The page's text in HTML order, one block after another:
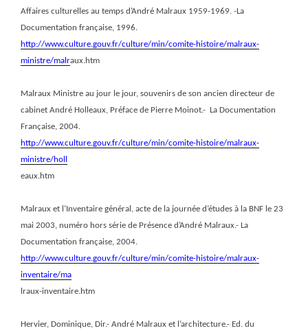
Affaires culturelles au temps d’André Malraux 1959-1969. -La
Documentation française, 1996.
http://www.culture.gouv.fr/culture/min/comite-histoire/malraux-
ministre/malraux.htm
Malraux Ministre au jour le jour, souvenirs de son ancien directeur de
cabinet André Holleaux, Préface de Pierre Moinot.-
La Documentation
Française, 2004.
http://www.culture.gouv.fr/culture/min/comite-histoire/malraux-
ministre/holl
eaux.htm
Malraux et l’Inventaire général, acte de la journée d’études à la BNF le 23
mai 2003, numéro hors série de Présence d’André Malraux.- La
Documentation française, 2004.
http://www.culture.gouv.fr/culture/min/comite-histoire/malraux-
inventaire/ma
lraux-inventaire.htm
Hervier, Dominique, Dir.- André Malraux et l’architecture.- Ed. du